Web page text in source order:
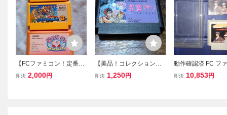
【FCファミコン！定番ア
クションまとめ売り】任
即決 2,000円
【美品！コレクション引
退・動作確認済】FC ファ
即決 1,250円
動作確認済 FC フ
ン アンタッチャブ
即決 10,853円